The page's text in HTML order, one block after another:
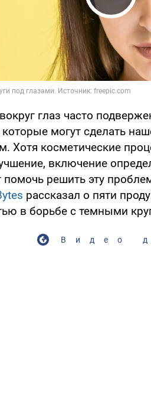
Play
глаз часто
могут сделать
Хотя косметические
включение
решить эту
рассказал о пяти
в борьбе с темными
Видео